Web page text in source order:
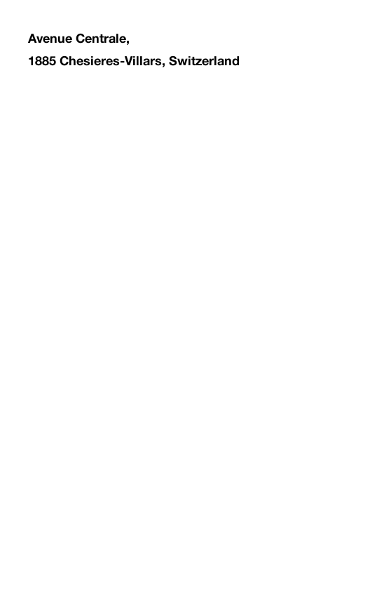
Avenue Centrale,
1885 Chesieres-Villars, Switzerland